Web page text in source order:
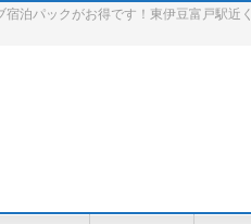
宿泊パックがお得です！東伊豆富戸